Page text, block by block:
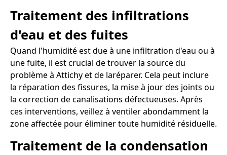
Traitement des infiltrations
d'eau et des fuites
Quand l'humidité est due à une infiltration d'eau ou à
une fuite, il est crucial de trouver la source du
problème à Attichy et de laréparer. Cela peut inclure
la réparation des fissures, la mise à jour des joints ou
la correction de canalisations défectueuses. Après
ces interventions, veillez à ventiler abondamment la
zone affectée pour éliminer toute humidité résiduelle.
Traitement de la condensation